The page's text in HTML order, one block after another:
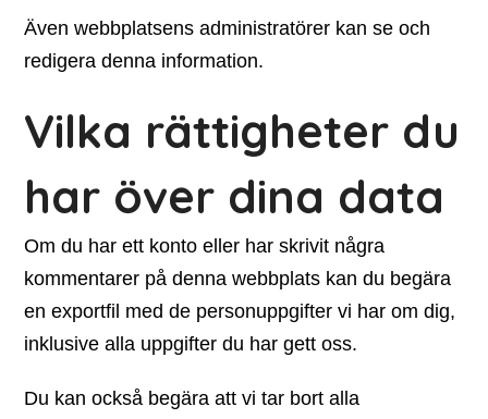
Även webbplatsens administratörer kan se och
redigera denna information.
Vilka rättigheter du
har över dina data
Om du har ett konto eller har skrivit några
kommentarer på denna webbplats kan du begära
en exportfil med de personuppgifter vi har om dig,
inklusive alla uppgifter du har gett oss.
Du kan också begära att vi tar bort alla